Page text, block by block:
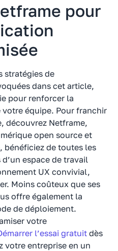
pour
stratégies de
dans cet article,
pour renforcer la
équipe. Pour franchir
découvrez Netframe,
open source et
bénéficiez de toutes les
espace de travail
UX convivial,
Moins coûteux que ses
offre également la
de déploiement.
votre
l’essai gratuitdès
votre entreprise en un